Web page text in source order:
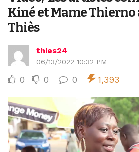
Kiné et Mame Thierno
Thiès
thies24
06/13/2022 10:32 PM
0 0 0 1,393